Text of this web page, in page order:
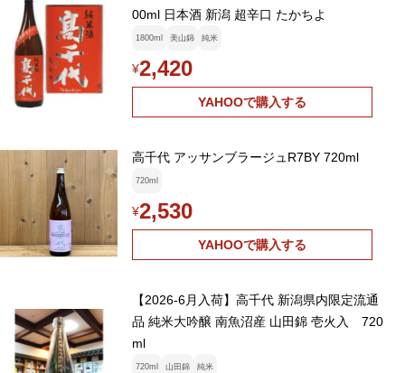
00ml 日本酒 新潟 超辛口 たかちよ
1800ml 美山錦 純米
¥2,420
YAHOOで購入する
高千代 アッサンブラージュR7BY 720ml
720ml
¥2,530
YAHOOで購入する
【2026-6月入荷】高千代 新潟県内限定流通
品 純米大吟醸 南魚沼産 山田錦 壱火入 720
ml
720ml 山田錦 純米